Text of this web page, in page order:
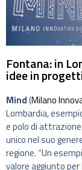
Fontana: in
idee in
Mind(Milano
Lombardia,
e polo di
unico nel suo
regione. “Un
valore aggiunto